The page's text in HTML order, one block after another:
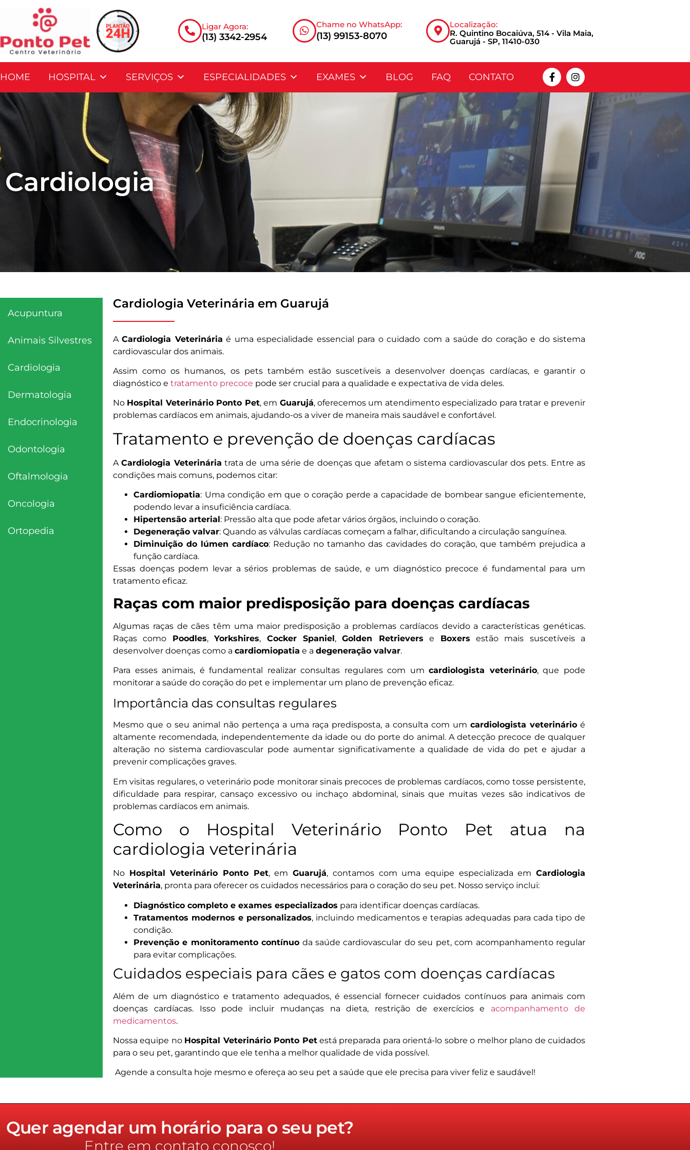
Ligar Agora:
(13) 3342-2954
Chame no WhatsApp:
(13) 99153-8070
Localização:
R. Quintino Bocaiúva, 514 - Vila Maia,
Guarujá - SP, 11410-030
HOME HOSPITAL SERVIÇOS ESPECIALIDADES EXAMES BLOG FAQ CONTATO
Cardiologia
Acupuntura
Animais Silvestres
Cardiologia
Dermatologia
Endocrinologia
Odontologia
Oftalmologia
Oncologia
Ortopedia
Cardiologia Veterinária em Guarujá
ACardiologia Veterinária é uma especialidade essencial para o cuidado com a saúde do coração e do sistema
cardiovascular dos animais.
Assim como os humanos, os pets também estão suscetíveis a desenvolver doenças cardíacas, e garantir o
diagnóstico e tratamento precoce pode ser crucial para a qualidade e expectativa de vida deles.
No Hospital Veterinário Ponto Pet, em Guarujá, oferecemos um atendimento especializado para tratar e prevenir
problemas cardíacos em animais, ajudando-os a viver de maneira mais saudável e confortável.
Tratamento e prevenção de doenças cardíacas
ACardiologia Veterinária trata de uma série de doenças que afetam o sistema cardiovascular dos pets. Entre as
condições mais comuns, podemos citar:
Cardiomiopatia: Uma condição em que o coração perde a capacidade de bombear sangue eficientemente,
podendo levar a insuficiência cardíaca.
Hipertensão arterial: Pressão alta que pode afetar vários órgãos, incluindo o coração.
Degeneração valvar: Quando as válvulas cardíacas começam a falhar, dificultando a circulação sanguínea.
Diminuição do lúmen cardíaco: Redução no tamanho das cavidades do coração, que também prejudica a
função cardíaca.
Essas doenças podem levar a sérios problemas de saúde, e um diagnóstico precoce é fundamental para um
tratamento eficaz.
Raças com maior predisposição para doenças cardíacas
Algumas raças de cães têm uma maior predisposição a problemas cardíacos devido a características genéticas.
Raças como Poodles,Yorkshires, Cocker Spaniel,Golden Retrievers e Boxers estão mais suscetíveis a
desenvolver doenças como a cardiomiopatia e a degeneração valvar.
Para esses animais, é fundamental realizar consultas regulares com umcardiologista veterinário, que pode
monitorar a saúde do coração do pet e implementar um plano de prevenção eficaz.
Importância das consultas regulares
Mesmo que o seu animal não pertença a uma raça predisposta, a consulta com um cardiologista veterinárioé
altamente recomendada, independentemente da idade ou do porte do animal. A detecção precoce de qualquer
alteração no sistema cardiovascular pode aumentar significativamente a qualidade de vida do pet e ajudar a
prevenir complicações graves.
Em visitas regulares, o veterinário pode monitorar sinais precoces de problemas cardíacos, como tosse persistente,
dificuldade para respirar, cansaço excessivo ou inchaço abdominal, sinais que muitas vezes são indicativos de
problemas cardíacos em animais.
Como o Hospital Veterinário Ponto Pet atua na
cardiologia veterinária
No Hospital Veterinário Ponto Pet, emGuarujá, contamos com uma equipe especializada emCardiologia
Veterinária, pronta para oferecer os cuidados necessários para o coração do seu pet. Nosso serviço inclui:
Diagnóstico completo e exames especializados para identificar doenças cardíacas.
Tratamentos modernos e personalizados, incluindo medicamentos e terapias adequadas para cada tipo de
condição.
Prevenção e monitoramento contínuo da saúde cardiovascular do seu pet, com acompanhamento regular
para evitar complicações.
Cuidados especiais para cães e gatos com doenças cardíacas
Além de um diagnóstico e tratamento adequados, é essencial fornecer cuidados contínuos para animais com
doenças cardíacas. Isso pode incluir mudanças na dieta, restrição de exercícios e acompanhamento de
medicamentos.
Nossa equipe no Hospital Veterinário Ponto Petestá preparada para orientá-lo sobre o melhor plano de cuidados
para o seu pet, garantindo que ele tenha a melhor qualidade de vida possível.
Agende a consulta hoje mesmo e ofereça ao seu pet a saúde que ele precisa para viver feliz e saudável!
Quer agendar um horário para o seu pet?
Entre em contato conosco!